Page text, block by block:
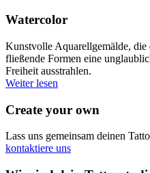
Watercolor
Kunstvolle Aquarellgemälde, die
fließende Formen eine
Freiheit ausstrahlen.
Weiter lesen
Create your own
Lass uns gemeinsam deinen
kontaktiere uns